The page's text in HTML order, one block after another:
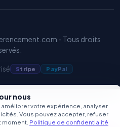
- Tous droits
Stripe PayPal
nous
votre expérience, analyser
Vous pouvez accepter, refuser
moment. Politique de confidentialité